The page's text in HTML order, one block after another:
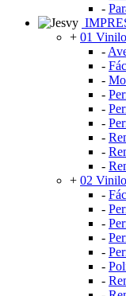
-
+ 01
-
-
-
-
-
-
-
-
-
+ 02
-
-
-
-
-
-
-